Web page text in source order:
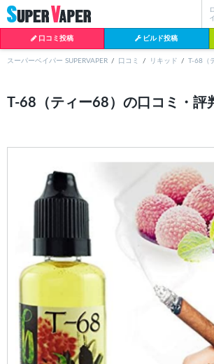
口コミ投稿 ビルド投稿
よく検索されているワード
クラプトン
2026
MENTHOL(タバコメンソール)
スーパーベイパー SUPERVAPER 口コミ リキッド T-68（
T-68（ティー68）の口コミ・評
見つからない場合データベースに該当の商品がまだ